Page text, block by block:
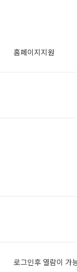
홈페이지지원
로그인후 열람이 가